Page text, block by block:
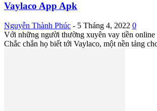
Vaylaco App Apk
Nguyễn Thành Phúc - 5 Tháng 4, 2022 0
Với những người thường xuyên vay tiền online
Chắc chắn họ biết tới Vaylaco, một nền tảng